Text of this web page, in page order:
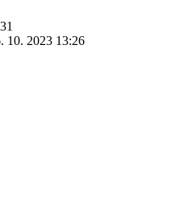
10. 2023 13:26